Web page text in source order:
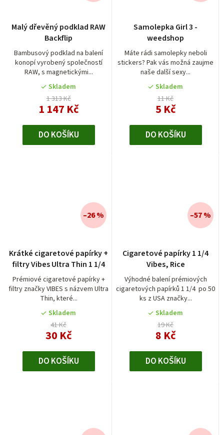
Malý dřevěný podklad RAW
Backflip
Bambusový podklad na balení
konopí vyrobený společností
RAW, s magnetickými...
Skladem
1 313 Kč
1 147 Kč
DO KOŠÍKU
Samolepka Girl 3 -
weedshop
Máte rádi samolepky neboli
stickers? Pak vás možná zaujme
naše další sexy...
Skladem
11 Kč
5 Kč
DO KOŠÍKU
Krátké cigaretové papírky +
filtry Vibes Ultra Thin 1 1/4
Prémiové cigaretové papírky +
filtry značky VIBES s názvem Ultra
Thin, které...
Skladem
41 Kč
30 Kč
–26 %
DO KOŠÍKU
Cigaretové papírky 1 1/4
Vibes, Rice
Výhodné balení prémiových
cigaretových papírků 1 1/4 po 50
ks z USA značky...
Skladem
19 Kč
8 Kč
–57 %
DO KOŠÍKU